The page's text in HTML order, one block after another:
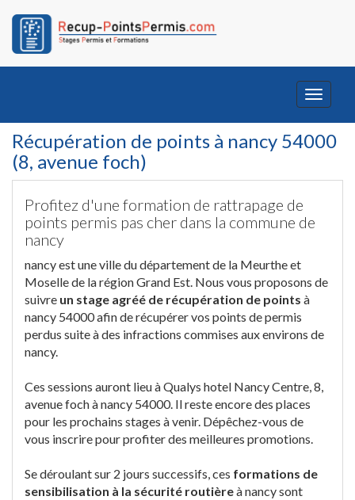
Toggle
Récupération de points à nancy 54000
(8, avenue foch)
Profitez d'une formation de rattrapage de
points permis pas cher dans la commune de
nancy
nancy est une ville du département de la Meurthe et
Moselle de la région Grand Est. Nous vous proposons de
suivre un stage agréé de récupération de points à
nancy 54000 afin de récupérer vos points de permis
perdus suite à des infractions commises aux environs de
nancy.
Ces sessions auront lieu à Qualys hotel Nancy Centre, 8,
avenue foch à nancy 54000. Il reste encore des places
pour les prochains stages à venir. Dépêchez-vous de
vous inscrire pour profiter des meilleures promotions.
Se déroulant sur 2 jours successifs, ces formations de
sensibilisation à la sécurité routièreà nancy sont